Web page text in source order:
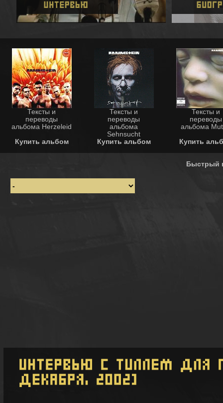
Тексты и
переводы
альбома Herzeleid
Купить альбом
Тексты и
переводы
альбома
Sehnsucht
Купить альбом
Тексты и
переводы
альбома
Купить
Быстрый